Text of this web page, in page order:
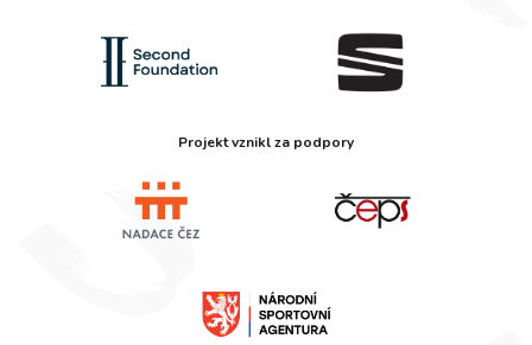
Projekt vznikl za podpory